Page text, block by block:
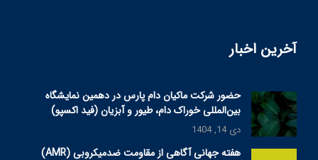
آخرین اخبار
حضور شرکت ماکیان دام پارس در دهمین نمایشگاه
بین‌المللی خوراک دام، طیور و آبزیان (فید اکسپو)
دی 14, 1404
هفته جهانی آگاهی از مقاومت ضدمیکروبی (AMR)